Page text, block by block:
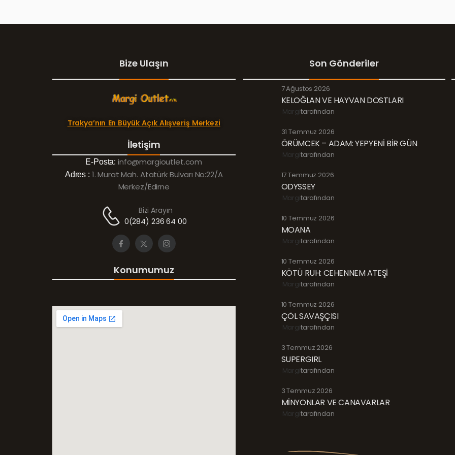
Bize Ulaşın
Trakya’nın En Büyük Açık Alışveriş Merkezi
İletişim
E-Posta: info@margioutlet.com
Adres : 1. Murat Mah. Atatürk Bulvarı No:22/A
Merkez/Edirne
Bizi Arayın
0(284) 236 64 00
Konumumuz
Son Gönderiler
7 Ağustos 2026
KELOĞLAN VE HAYVAN DOSTLARI
Margitarafından
31 Temmuz 2026
ÖRÜMCEK – ADAM: YEPYENİ BİR GÜN
Margitarafından
17 Temmuz 2026
ODYSSEY
Margitarafından
10 Temmuz 2026
MOANA
Margitarafından
10 Temmuz 2026
KÖTÜ RUH: CEHENNEM ATEŞİ
Margitarafından
10 Temmuz 2026
ÇÖL SAVAŞÇISI
Margitarafından
3 Temmuz 2026
SUPERGIRL
Margitarafından
3 Temmuz 2026
MİNYONLAR VE CANAVARLAR
Margitarafından